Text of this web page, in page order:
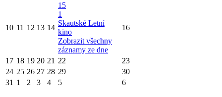
10 11 12 13 14
15
1
Skautské Letní
kino
Zobrazit všechny
záznamy ze dne
16
17 18 19 20 21 22
23
24 25 26 27 28 29
30
31 1 2 3 4 5 6